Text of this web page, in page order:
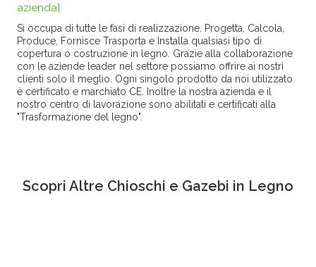
azienda]
Si occupa di tutte le fasi di realizzazione. Progetta, Calcola,
Produce, Fornisce Trasporta e Installa qualsiasi tipo di
copertura o costruzione in legno. Grazie alla collaborazione
con le aziende leader nel settore possiamo offrire ai nostri
clienti solo il meglio. Ogni singolo prodotto da noi utilizzato
è certificato e marchiato CE. Inoltre la nostra azienda e il
nostro centro di lavorazione sono abilitati e certificati alla
"Trasformazione del legno".
Scopri Altre Chioschi e Gazebi in Legno